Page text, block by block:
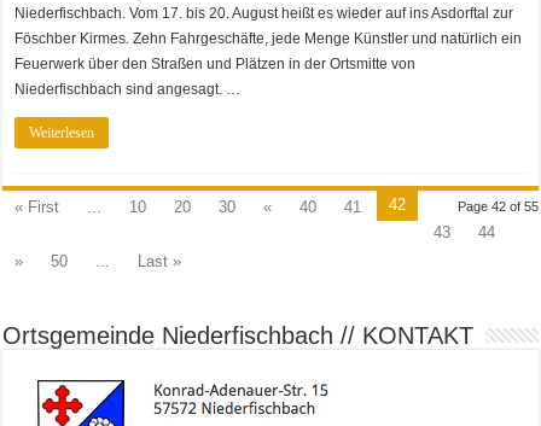
Niederfischbach. Vom 17. bis 20. August heißt es wieder auf ins Asdorftal zur
Föschber Kirmes. Zehn Fahrgeschäfte, jede Menge Künstler und natürlich ein
Feuerwerk über den Straßen und Plätzen in der Ortsmitte von
Niederfischbach sind angesagt. …
Weiterlesen
Page 42 of 55
« First ... 10 20 30 « 40 41
42
43
44
»
50 ... Last »
Ortsgemeinde Niederfischbach // KONTAKT